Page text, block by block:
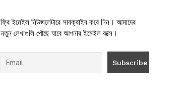
ফ্রি ইমেইল নিউজলেটারে সাবক্রাইব করে নিন। আমাদের
নতুন লেখাগুলি পৌছে যাবে আপনার ইমেইল বক্সে।